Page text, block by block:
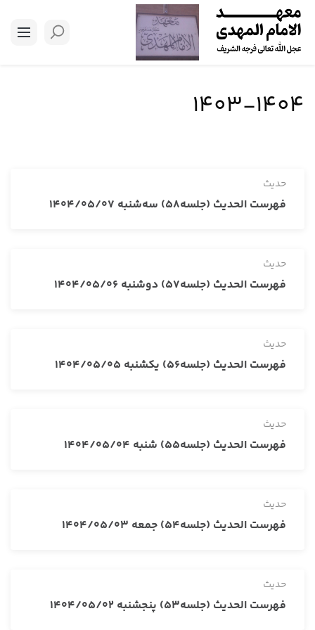
1403-1404
حدیث
فهرست الحدیث (جلسه58) سه‌شنبه 1404/05/07
حدیث
فهرست الحدیث (جلسه57) دوشنبه 1404/05/06
حدیث
فهرست الحدیث (جلسه56) یکشنبه 1404/05/05
حدیث
فهرست الحدیث (جلسه55) شنبه 1404/05/04
حدیث
فهرست الحدیث (جلسه54) جمعه 1404/05/03
حدیث
فهرست الحدیث (جلسه53) پنجشنبه 1404/05/02